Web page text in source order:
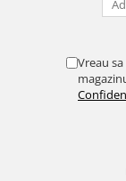
Rame adaptoare
Rame adaptoare
Vreau